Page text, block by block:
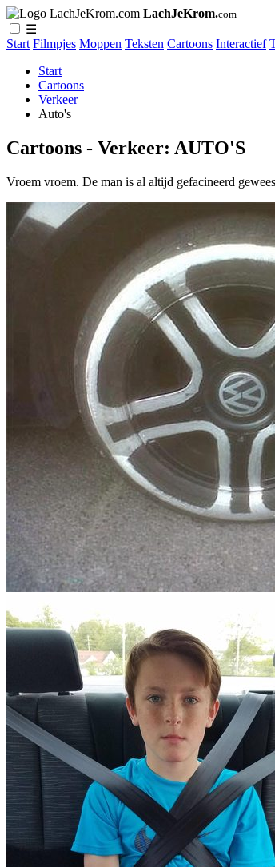
LachJeKrom.com
☰
Start Filmpjes Moppen Teksten Cartoons Interactief
Start
Cartoons
Verkeer
Auto's
Cartoons - Verkeer: AUTO'S
Vroem vroem. De man is al altijd gefacineerd